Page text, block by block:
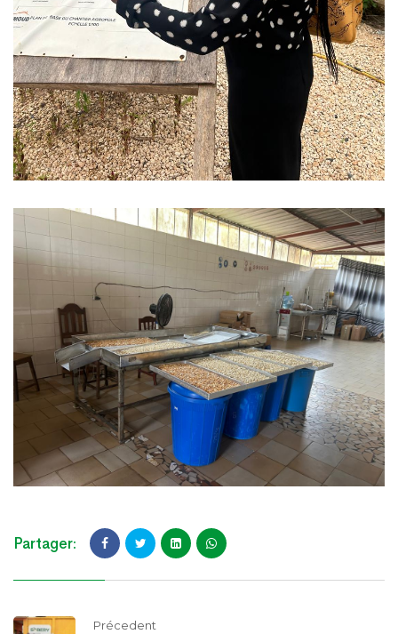
Partager:
Précedent